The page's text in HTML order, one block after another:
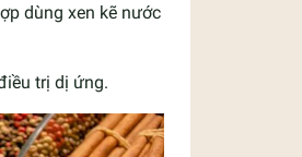
dùng xen kẽ nước
trị dị ứng.